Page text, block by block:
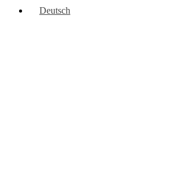
Deutsch